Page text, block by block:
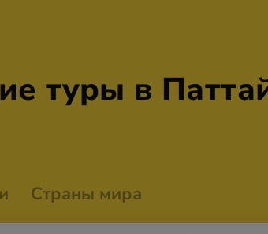
туры в
Страны мира